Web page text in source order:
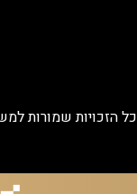
כל הזכויות שמורות למשרד